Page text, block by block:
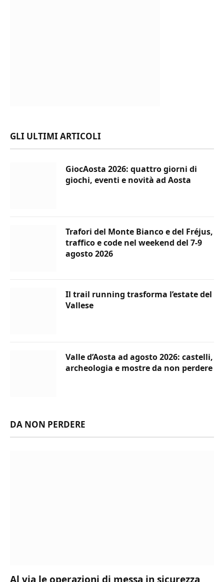
GLI ULTIMI ARTICOLI
GiocAosta 2026: quattro giorni di
giochi, eventi e novità ad Aosta
Trafori del Monte Bianco e del Fréjus,
traffico e code nel weekend del 7-9
agosto 2026
Il trail running trasforma l’estate del
Vallese
Valle d’Aosta ad agosto 2026: castelli,
archeologia e mostre da non perdere
DA NON PERDERE